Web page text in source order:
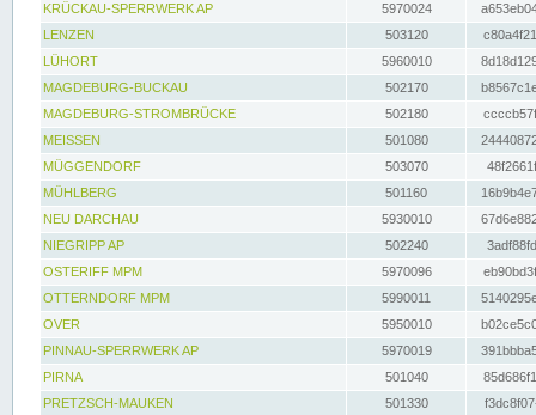
KRÜCKAU-SPERRWERK AP
5970024
LENZEN
503120
LÜHORT
5960010
MAGDEBURG-BUCKAU
502170
MAGDEBURG-STROMBRÜCKE
502180
MEISSEN
501080
MÜGGENDORF
503070
MÜHLBERG
501160
NEU DARCHAU
5930010
NIEGRIPP AP
502240
OSTERIFF MPM
5970096
OTTERNDORF MPM
5990011
OVER
5950010
PINNAU-SPERRWERK AP
5970019
PIRNA
501040
PRETZSCH-MAUKEN
501330